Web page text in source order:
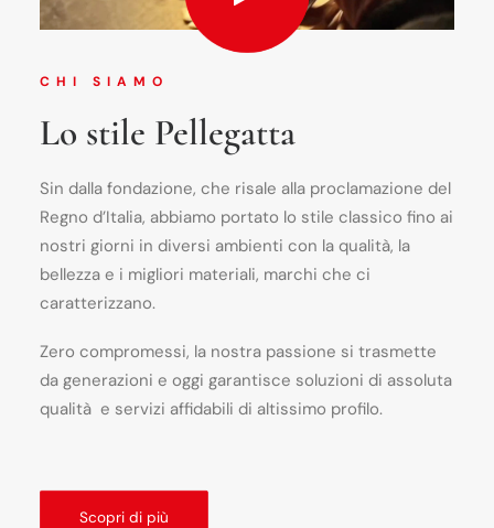
CHI SIAMO
Lo stile Pellegatta
Sin dalla fondazione, che risale alla proclamazione del
Regno d’Italia, abbiamo portato lo stile classico fino ai
nostri giorni in diversi ambienti con la qualità, la
bellezza e i migliori materiali, marchi che ci
caratterizzano.
Zero compromessi, la nostra passione si trasmette
da generazioni e oggi garantisce soluzioni di assoluta
qualità e servizi affidabili di altissimo profilo.
Scopri di più